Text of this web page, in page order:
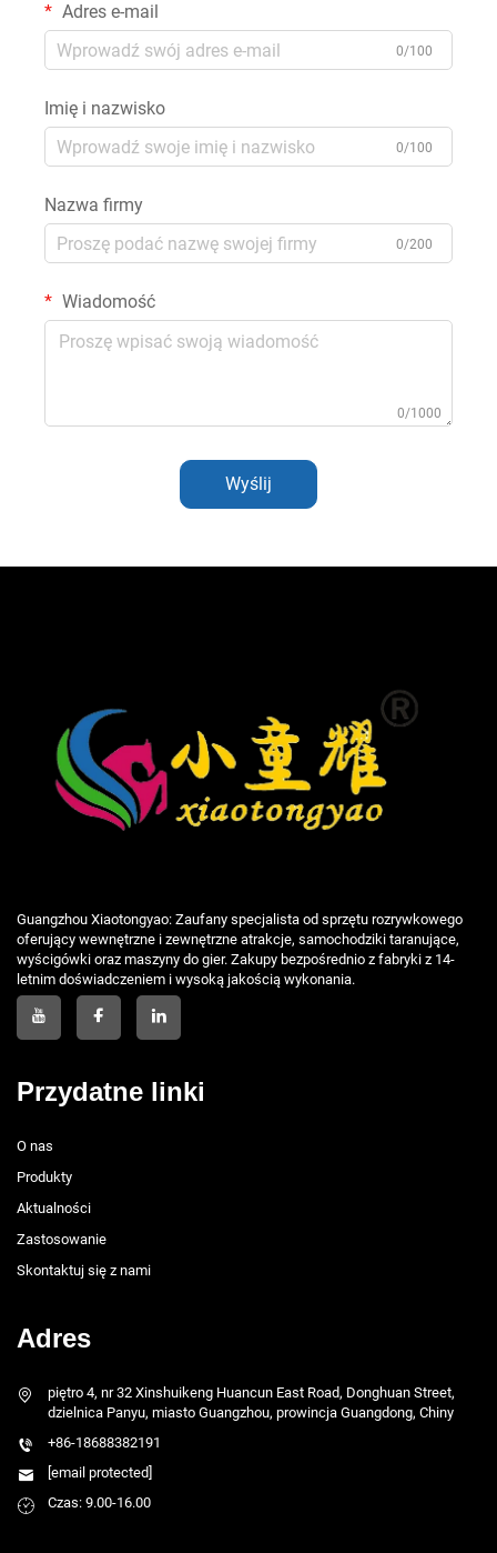
Adres e-mail
0/100
Imię i nazwisko
0/100
Nazwa firmy
0/200
Wiadomość
0/1000
Wyślij
Guangzhou Xiaotongyao: Zaufany specjalista od sprzętu rozrywkowego
oferujący wewnętrzne i zewnętrzne atrakcje, samochodziki taranujące,
wyścigówki oraz maszyny do gier. Zakupy bezpośrednio z fabryki z 14-
letnim doświadczeniem i wysoką jakością wykonania.
Przydatne linki
O nas
Produkty
Aktualności
Zastosowanie
Skontaktuj się z nami
Adres
piętro 4, nr 32 Xinshuikeng Huancun East Road, Donghuan Street,
dzielnica Panyu, miasto Guangzhou, prowincja Guangdong, Chiny
+86-18688382191
[email protected]
Czas: 9.00-16.00